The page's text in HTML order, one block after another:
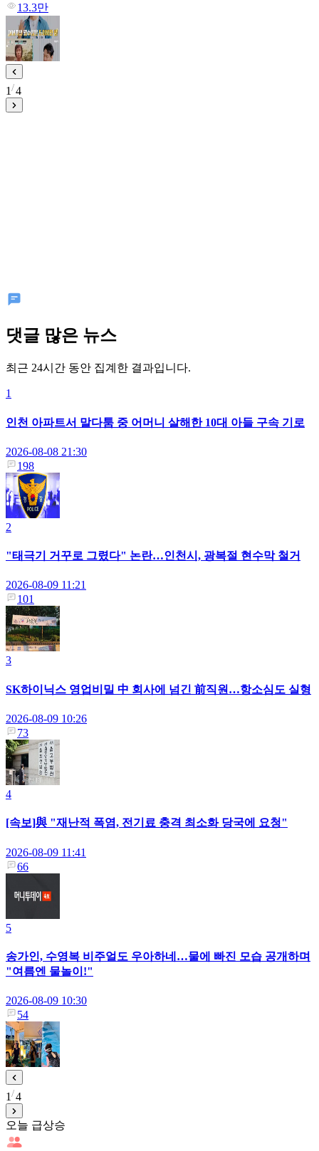
13.3만
1 4
댓글 많은 뉴스
최근 24시간 동안 집계한 결과입니다.
1
인천 아파트서 말다툼 중 어머니 살해한 10대 아들 구속 기로
2026-08-08 21:30
198
2
"태극기 거꾸로 그렸다" 논란…인천시, 광복절 현수막 철거
2026-08-09 11:21
101
3
SK하이닉스 영업비밀 中 회사에 넘긴 前직원…항소심도 실형
2026-08-09 10:26
73
4
[속보]與 "재난적 폭염, 전기료 충격 최소화 당국에 요청"
2026-08-09 11:41
66
5
송가인, 수영복 비주얼도 우아하네…물에 빠진 모습 공개하며
"여름엔 물놀이!"
2026-08-09 10:30
54
1 4
오늘 급상승